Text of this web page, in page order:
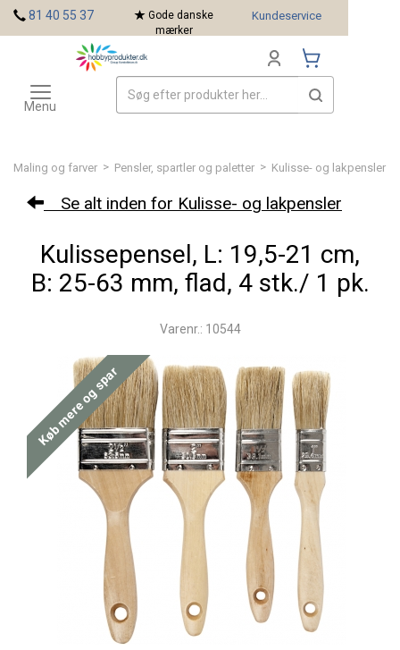
Maling og farver > Pensler, spartler og paletter > Kulisse- og lakpensler
Se alt inden for Kulisse- og lakpensler
Kulissepensel, L: 19,5-21 cm,
B: 25-63 mm, flad, 4 stk./ 1 pk.
Varenr.: 10544
Køb mere og spar
81 40 55 37
Gode danske
mærker
Kundeservice
Toggle
navigation
Menu
Mærker